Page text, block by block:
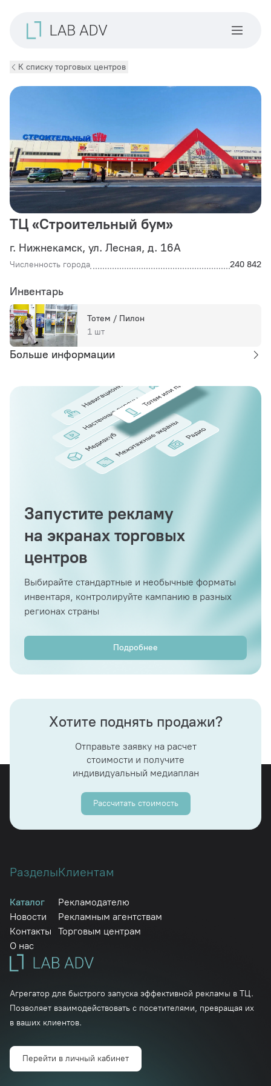
К списку торговых центров
Инвентарь
Тотем / Пилон
1 шт
ТЦ «Строительный бум»
г. Нижнекамск, ул. Лесная, д. 16А
Численность города 240 842
Больше информации
Запустите рекламу
на экранах торговых
центров
Выбирайте стандартные и необычные форматы
инвентаря, контролируйте кампанию в разных
регионах страны
Подробнее
Хотите поднять продажи?
Отправьте заявку на расчет
стоимости и получите
индивидуальный медиаплан
Рассчитать стоимость
Агрегатор для быстрого запуска эффективной рекламы в ТЦ.
Позволяет взаимодействовать с посетителями, превращая их
в ваших клиентов.
Перейти в личный кабинет
Разделы
Каталог
Новости
Контакты
О нас
Клиентам
Рекламодателю
Рекламным агентствам
Торговым центрам